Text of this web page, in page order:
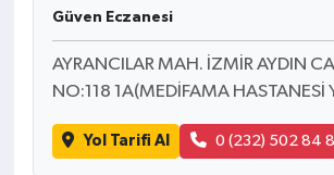
Güven Eczanesi
AYRANCILAR MAH. İZMİR AYDIN
NO:118 1A(MEDİFAMA HASTANESİ
Yol Tarifi Al 0 (232) 502 84